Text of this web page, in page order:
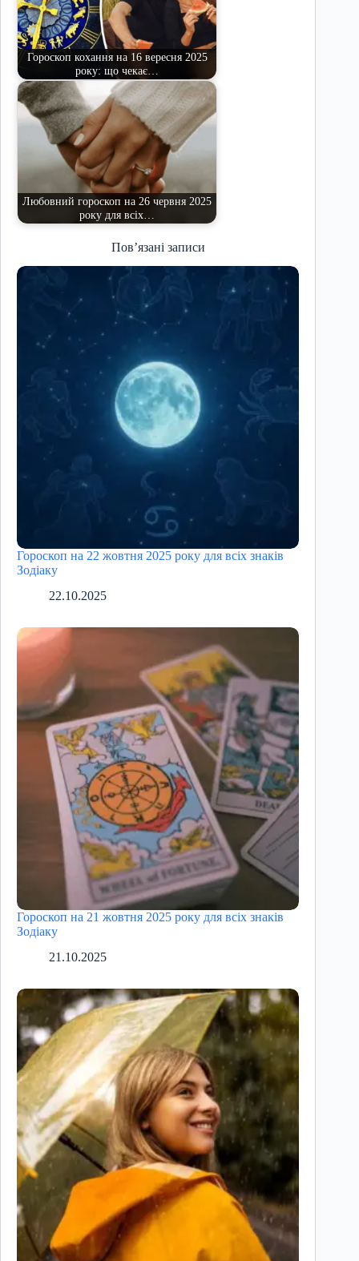
Гороскоп кохання на 16 вересня 2025
року: що чекає…
Любовний гороскоп на 26 червня 2025
року для всіх…
Пов’язані записи
Гороскоп на 22 жовтня 2025 року для всіх знаків
Зодіаку
22.10.2025
Гороскоп на 21 жовтня 2025 року для всіх знаків
Зодіаку
21.10.2025